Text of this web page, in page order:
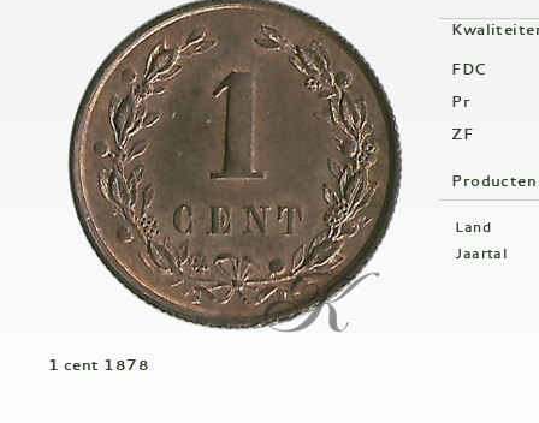
1 cent 1878
FDC
Pr
ZF
Land
Jaartal